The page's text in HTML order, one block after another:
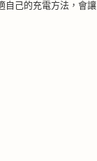
自己的充電方法，會讓